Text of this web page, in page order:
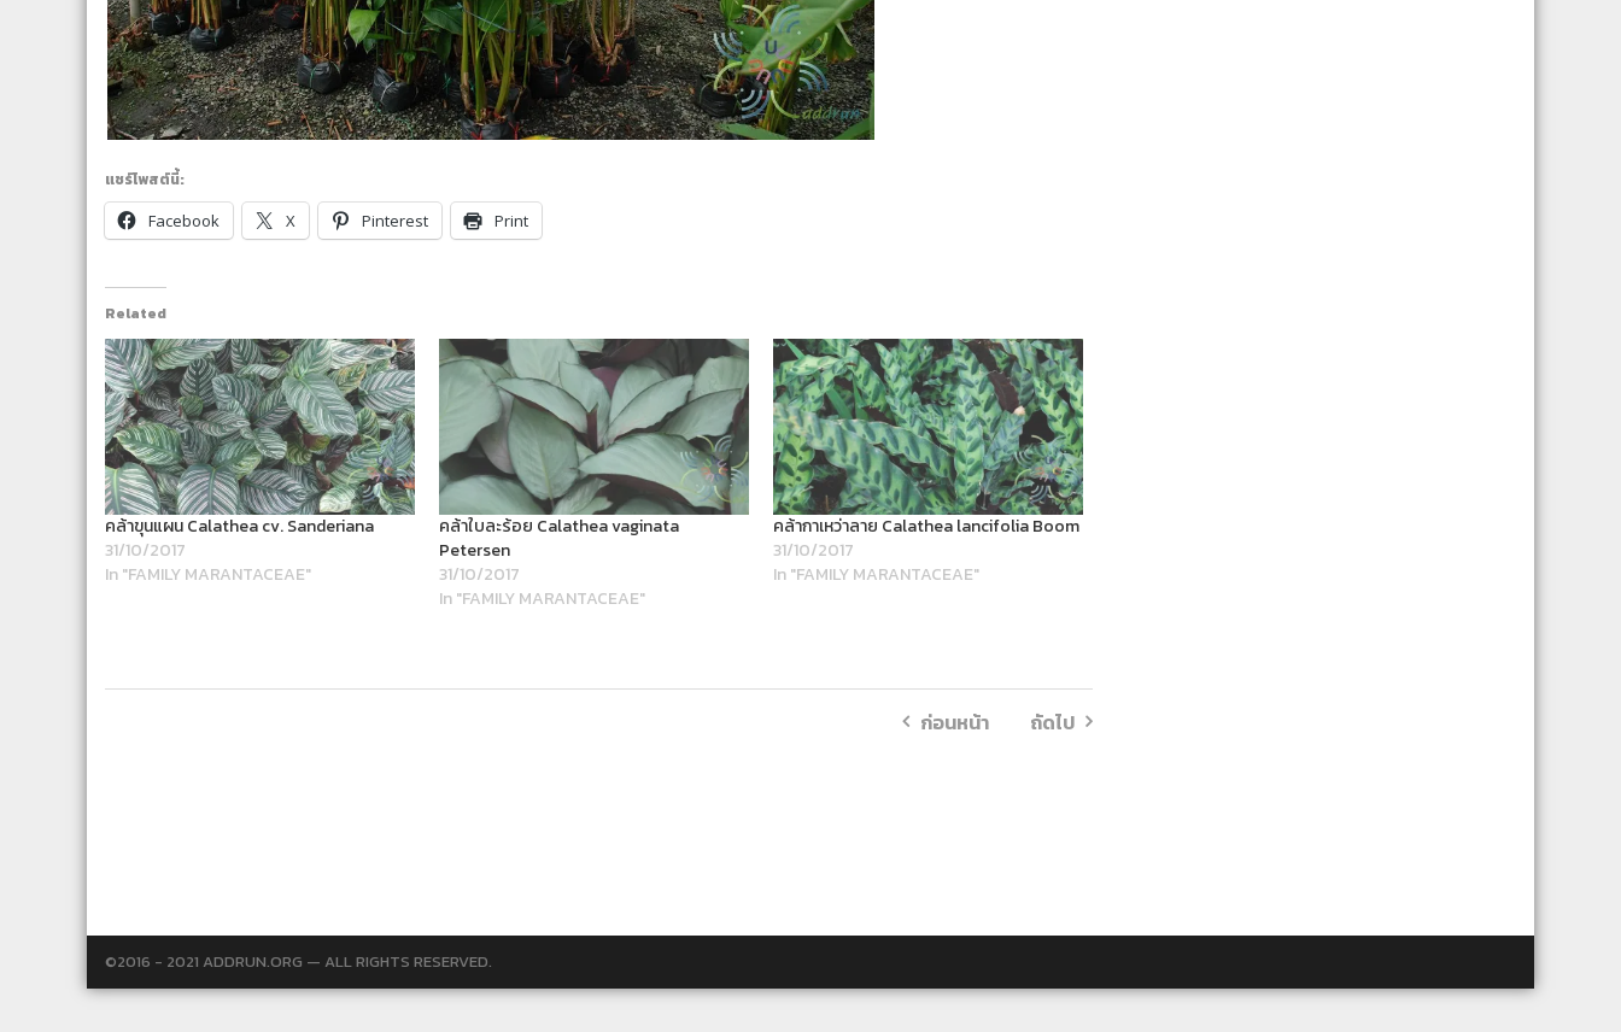
แชร์โพสต์นี้:
Facebook
X Pinterest Print
Related
คล้าขุนแผน Calathea cv. Sanderiana
31/10/2017
In "FAMILY MARANTACEAE"
คล้าใบละร้อย Calathea vaginata
Petersen
31/10/2017
In "FAMILY MARANTACEAE"
คล้ากาเหว่าลาย Calathea lancifolia Boom
31/10/2017
In "FAMILY MARANTACEAE"
ก่อนหน้า ถัดไป
©2016 - 2021 ADDRUN.ORG — ALL RIGHTS RESERVED.